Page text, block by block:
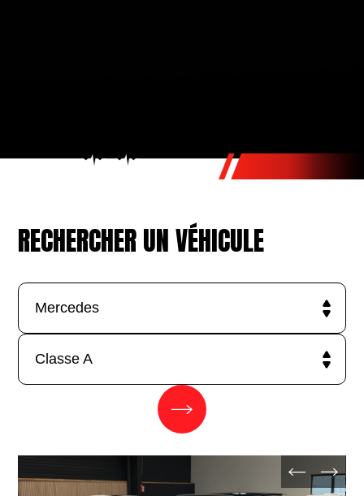
RECHERCHER UN VÉHICULE